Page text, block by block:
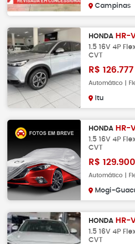
Campinas
HONDA HR-
1.5 16V 4P
CVT
R$ 126.777
Automático |
Itu
HONDA HR-
1.5 16V 4P
CVT
R$ 129.900
Automático |
Mogi-
HONDA HR-
1.5 16V 4P
CVT